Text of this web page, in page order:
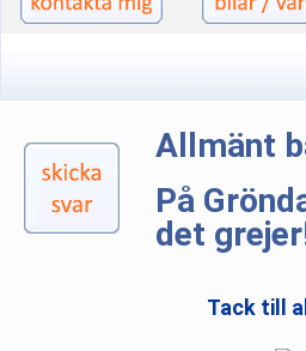
Allmänt
På
det
Tack till